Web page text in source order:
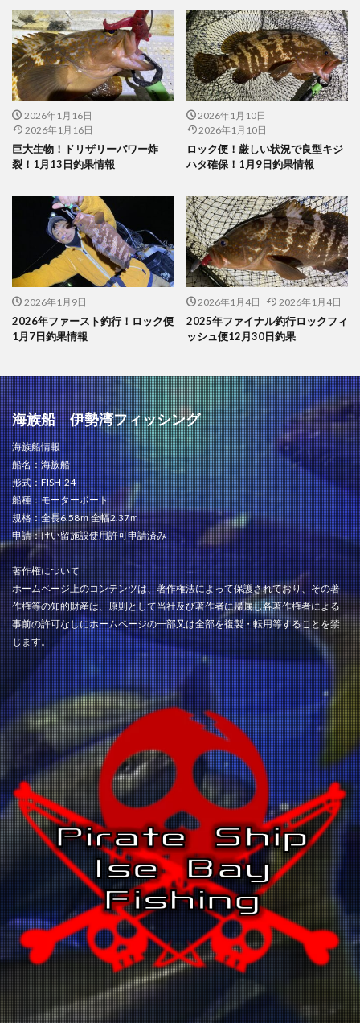
2026年1月16日
2026年1月16日
巨大生物！ドリザリーパワー炸
裂！1月13日釣果情報
2026年1月10日
2026年1月10日
ロック便！厳しい状況で良型キジ
ハタ確保！1月9日釣果情報
2026年1月9日
2026年ファースト釣行！ロック便
1月7日釣果情報
2026年1月4日 2026年1月4日
2025年ファイナル釣行ロックフィ
ッシュ便12月30日釣果
海族船 伊勢湾フィッシング
海族船情報
船名：海族船
形式：FISH-24
船種：モーターボート
規格：全長6.58ｍ 全幅2.37ｍ
申請：けい留施設使用許可申請済み
著作権について
ホームページ上のコンテンツは、著作権法によって保護されており、その著
作権等の知的財産は、原則として当社及び著作者に帰属し各著作権者による
事前の許可なしにホームページの一部又は全部を複製・転用等することを禁
じます。